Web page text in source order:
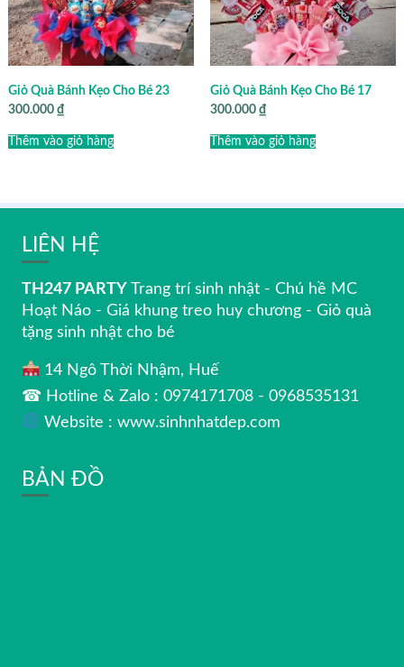
Giỏ Quà Bánh Kẹo Cho Bé 23
300.000 ₫
Thêm vào giỏ hàng
Giỏ Quà Bánh Kẹo Cho Bé 17
300.000 ₫
Thêm vào giỏ hàng
LIÊN HỆ
TH247 PARTY Trang trí sinh nhật - Chú hề MC
Hoạt Náo - Giá khung treo huy chương - Giỏ quà
tặng sinh nhật cho bé
14 Ngô Thời Nhậm, Huế
☎ Hotline & Zalo : 0974171708 - 0968535131
Website : www.sinhnhatdep.com
BẢN ĐỒ